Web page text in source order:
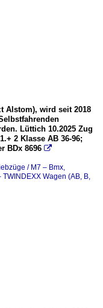
Alstom), wird seit 2018
Lüttich 10.2025 Zug
2 Klasse AB 36-96;
BDx 8696 
/ M7 – Bmx,
TWINDEXX Wagen (AB, B,